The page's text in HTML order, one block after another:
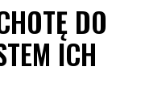
DO
ICH